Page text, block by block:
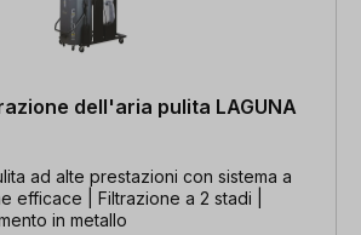
dell'aria pulita LAGUNA
ad alte prestazioni con sistema a
efficace | Filtrazione a 2 stadi |
in metallo